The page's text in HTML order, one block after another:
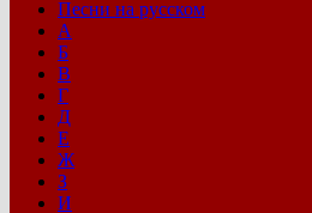
Песни на русском
А
Б
В
Г
Д
Е
Ж
З
И